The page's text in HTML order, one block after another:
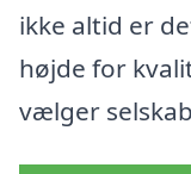
ikke altid er
højde for
vælger